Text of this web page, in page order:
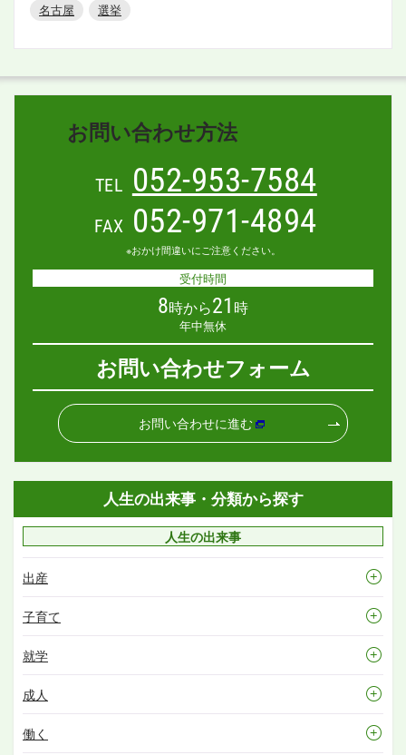
名古屋
選挙
お問い合わせ方法
TEL 052-953-7584
FAX 052-971-4894
※おかけ間違いにご注意ください。
受付時間
8時から21 時
年中無休
お問い合わせフォーム
お問い合わせに進む
人生の出来事・分類から探す
人生の出来事
出産
子育て
就学
成人
働く